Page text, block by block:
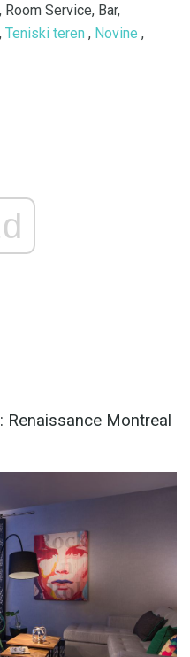
Service, Bar,
, Teniski teren , Novine ,
Montreal